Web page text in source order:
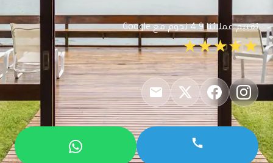
تقييم عملائنا 4.9 نجوم مع Google
★★★★★